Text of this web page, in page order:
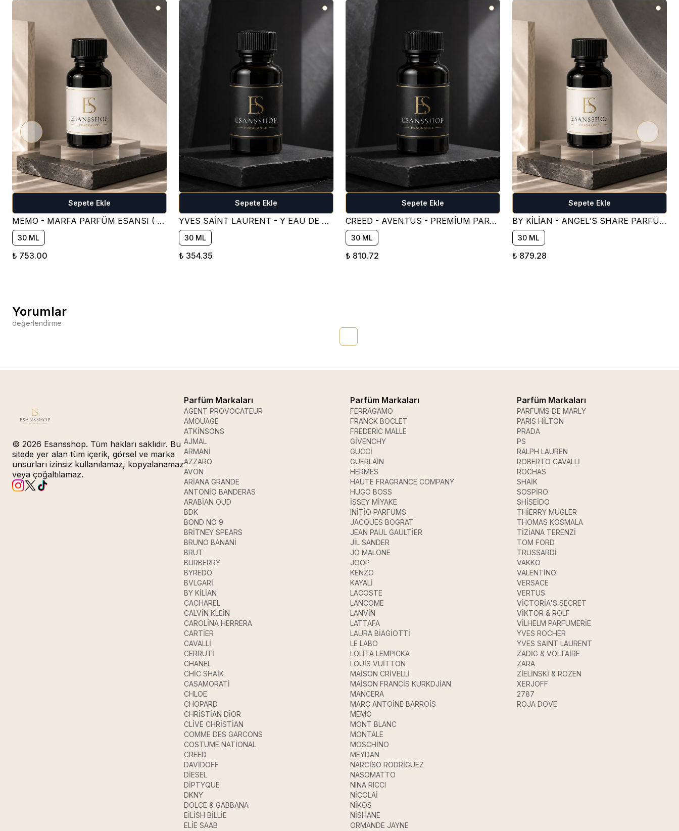
Sepete Ekle
MEMO - MARFA PARFÜM ESANSI ( ÇİÇEKSİ )
30 ML
₺ 753.00
Sepete Ekle
YVES SAİNT LAURENT - Y EAU DE PARFUM PARFÜM ESANSI ( TATLI )
30 ML
₺ 354.35
Sepete Ekle
CREED - AVENTUS - PREMİUM PARFÜM ESANSI ( FRESH )
30 ML
₺ 810.72
Sepete Ekle
BY KİLİAN - ANGEL'S SHARE PARFÜM ESANSI ( TATLI )
30 ML
₺ 879.28
Yorumlar
değerlendirme
© 2026 Esansshop. Tüm hakları saklıdır. Bu
sitede yer alan tüm içerik, görsel ve marka
unsurları izinsiz kullanılamaz, kopyalanamaz
veya çoğaltılamaz.
Parfüm Markaları
AGENT PROVOCATEUR
AMOUAGE
ATKİNSONS
AJMAL
ARMANİ
AZZARO
AVON
ARİANA GRANDE
ANTONİO BANDERAS
ARABİAN OUD
BDK
BOND NO 9
BRİTNEY SPEARS
BRUNO BANANİ
BRUT
BURBERRY
BYREDO
BVLGARİ
BY KİLİAN
CACHAREL
CALVİN KLEİN
CAROLİNA HERRERA
CARTİER
CAVALLİ
CERRUTİ
CHANEL
CHİC SHAİK
CASAMORATİ
CHLOE
CHOPARD
CHRİSTİAN DİOR
CLİVE CHRİSTİAN
COMME DES GARCONS
COSTUME NATİONAL
CREED
DAVİDOFF
DİESEL
DİPTYQUE
DKNY
DOLCE & GABBANA
EİLİSH BİLLİE
ELİE SAAB
Parfüm Markaları
FERRAGAMO
FRANCK BOCLET
FREDERIC MALLE
GİVENCHY
GUCCİ
GUERLAİN
HERMES
HAUTE FRAGRANCE COMPANY
HUGO BOSS
İSSEY MİYAKE
INİTİO PARFUMS
JACQUES BOGRAT
JEAN PAUL GAULTİER
JİL SANDER
JO MALONE
JOOP
KENZO
KAYALİ
LACOSTE
LANCOME
LANVİN
LATTAFA
LAURA BİAGİOTTİ
LE LABO
LOLİTA LEMPICKA
LOUİS VUİTTON
MAİSON CRİVELLİ
MAİSON FRANCİS KURKDJİAN
MANCERA
MARC ANTOİNE BARROİS
MEMO
MONT BLANC
MONTALE
MOSCHİNO
MEYDAN
NARCİSO RODRİGUEZ
NASOMATTO
NINA RICCI
NİCOLAİ
NİKOS
NİSHANE
ORMANDE JAYNE
Parfüm Markaları
PARFUMS DE MARLY
PARIS HİLTON
PRADA
PS
RALPH LAUREN
ROBERTO CAVALLİ
ROCHAS
SHAİK
SOSPİRO
SHİSEİDO
THİERRY MUGLER
THOMAS KOSMALA
TİZİANA TERENZİ
TOM FORD
TRUSSARDİ
VAKKO
VALENTİNO
VERSACE
VERTUS
VİCTORİA'S SECRET
VİKTOR & ROLF
VİLHELM PARFUMERİE
YVES ROCHER
YVES SAİNT LAURENT
ZADİG & VOLTAİRE
ZARA
ZİELİNSKİ & ROZEN
XERJOFF
2787
ROJA DOVE